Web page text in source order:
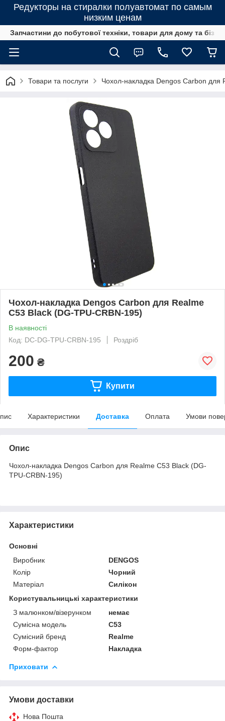
Редукторы на стиралки полуавтомат по самым
низким ценам
Запчастини до побутової техніки, товари для дому та
Товари та послуги Чохол-накладка Dengos Carbon
Чохол-накладка Dengos Carbon для Realme
C53 Black (DG-TPU-CRBN-195)
В наявності
Код: DC-DG-TPU-CRBN-195
Роздріб
200 ₴
Купити
Характеристики Доставка Оплата Умови
Опис
Чохол-накладка Dengos Carbon для Realme C53 Black (DG-
TPU-CRBN-195)
Характеристики
Основні
Виробник
DENGOS
Колір
Чорний
Матеріал
Силікон
Користувальницькі характеристики
З малюнком/візерунком
немає
Сумісна модель
C53
Сумісний бренд
Realme
Форм-фактор
Накладка
Приховати
Умови доставки
Нова Пошта